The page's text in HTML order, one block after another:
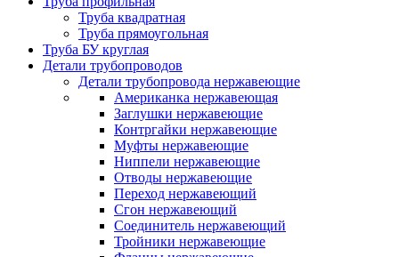
Труба квадратная
Труба прямоугольная
Труба БУ круглая
Детали трубопроводов
Детали трубопровода нержавеющие
Американка нержавеющая
Заглушки нержавеющие
Контргайки нержавеющие
Муфты нержавеющие
Ниппели нержавеющие
Отводы нержавеющие
Переход нержавеющий
Сгон нержавеющий
Соединитель нержавеющий
Тройники нержавеющие